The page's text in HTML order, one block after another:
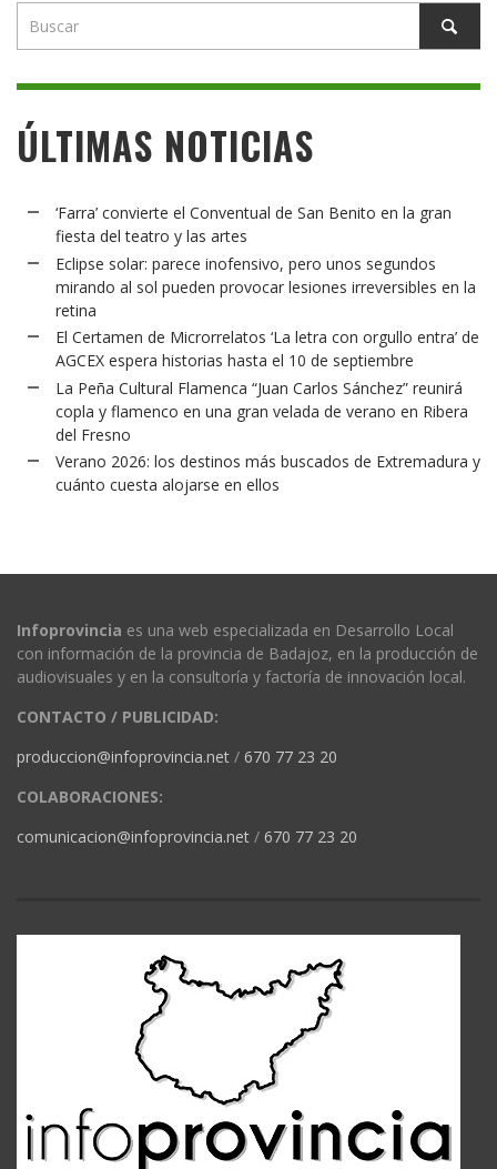
ÚLTIMAS NOTICIAS
‘Farra’ convierte el Conventual de San Benito en la gran
fiesta del teatro y las artes
Eclipse solar: parece inofensivo, pero unos segundos
mirando al sol pueden provocar lesiones irreversibles en la
retina
El Certamen de Microrrelatos ‘La letra con orgullo entra’ de
AGCEX espera historias hasta el 10 de septiembre
La Peña Cultural Flamenca “Juan Carlos Sánchez” reunirá
copla y flamenco en una gran velada de verano en Ribera
del Fresno
Verano 2026: los destinos más buscados de Extremadura y
cuánto cuesta alojarse en ellos
Infoprovincia es una web especializada en Desarrollo Local
con información de la provincia de Badajoz, en la producción de
audiovisuales y en la consultoría y factoría de innovación local.
CONTACTO / PUBLICIDAD:
produccion@infoprovincia.net / 670 77 23 20
COLABORACIONES:
comunicacion@infoprovincia.net / 670 77 23 20